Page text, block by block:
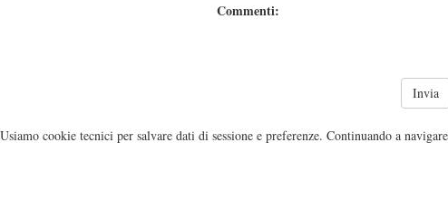
Commenti:
Usiamo cookie tecnici per salvare dati di sessione e preferenze. Continuando a